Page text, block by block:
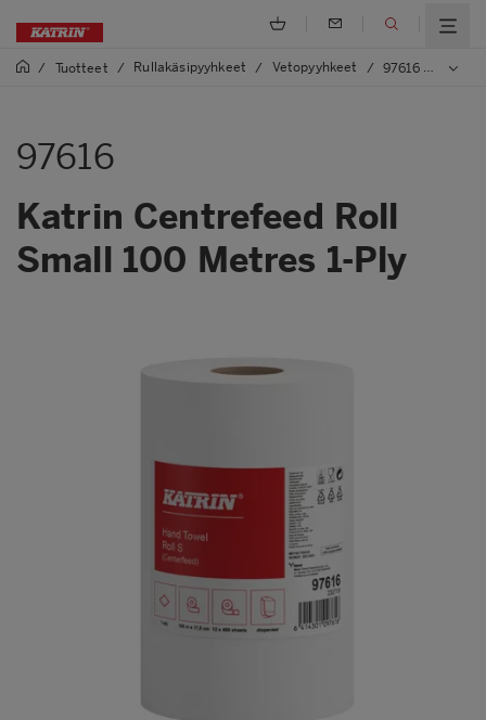
/ Tuotteet / Rullakäsipyyhkeet / Vetopyyhkeet / 97616 Katrin Centrefeed Roll Small 100 Metres 1-Ply
97616
Katrin Centrefeed Roll
Small 100 Metres 1-Ply